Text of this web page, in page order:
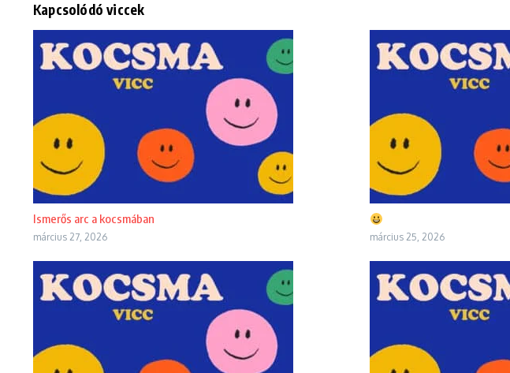
Kapcsolódó viccek
Ismerős arc a kocsmában
március 27, 2026 március 25, 2026